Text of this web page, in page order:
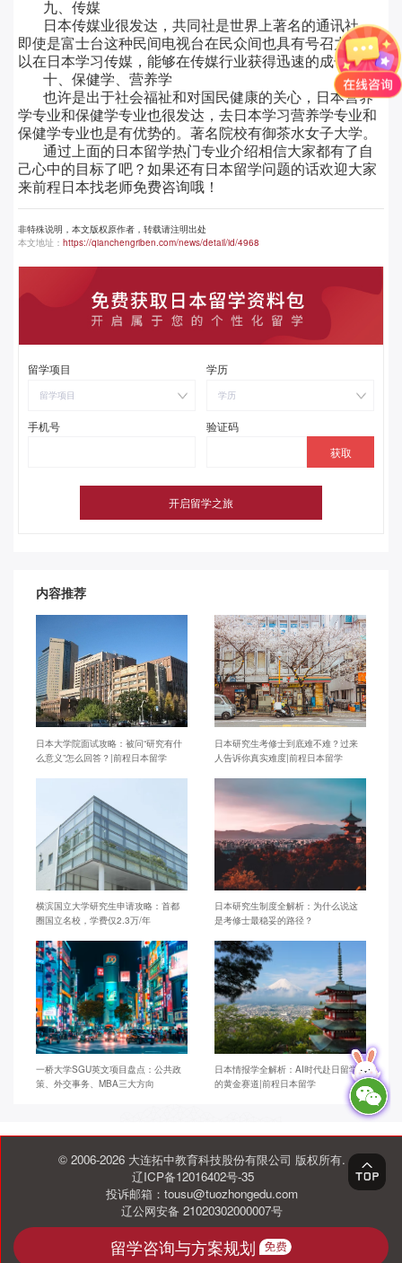
九、传媒
日本传媒业很发达，共同社是世界上著名的通讯社，
即使是富士台这种民间电视台在民众间也具有号召力。所
以在日本学习传媒，能够在传媒行业获得迅速的成长。
十、保健学、营养学
也许是出于社会福祉和对国民健康的关心，日本营养
学专业和保健学专业也很发达，去日本学习营养学专业和
保健学专业也是有优势的。著名院校有御茶水女子大学。
通过上面的日本留学热门专业介绍相信大家都有了自
己心中的目标了吧？如果还有日本留学问题的话欢迎大家
来前程日本找老师免费咨询哦！
非特殊说明，本文版权原作者，转载请注明出处
本文地址： https://qianchengriben.com/news/detail/id/4968
留学项目
留学项目
学历
学历
手机号 验证码
内容推荐
日本大学院面试攻略：被问“研究有什
么意义”怎么回答？|前程日本留学
日本研究生考修士到底难不难？过来
人告诉你真实难度|前程日本留学
横滨国立大学研究生申请攻略：首都
圈国立名校，学费仅2.3万/年
日本研究生制度全解析：为什么说这
是考修士最稳妥的路径？
一桥大学SGU英文项目盘点：公共政
策、外交事务、MBA三大方向
日本情报学全解析：AI时代赴日留学
的黄金赛道|前程日本留学
© 2006-2026 大连拓中教育科技股份有限公司 版权所有.
辽ICP备12016402号-35
投诉邮箱：tousu@tuozhongedu.com
辽公网安备 21020302000007号
留学咨询与方案规划